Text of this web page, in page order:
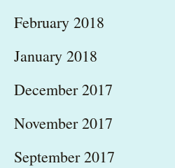
February 2018
January 2018
December 2017
November 2017
September 2017